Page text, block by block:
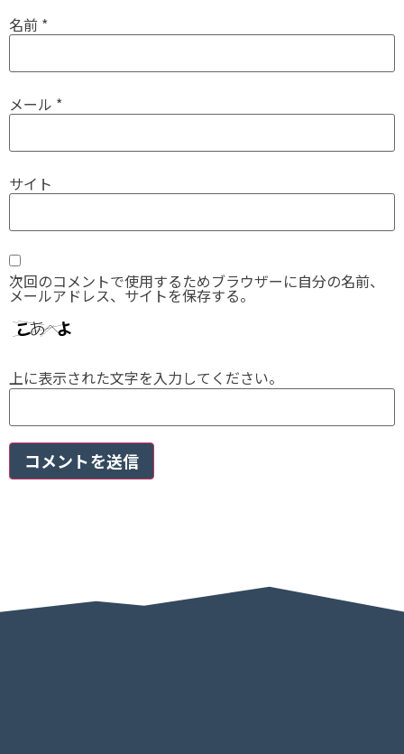
名前 *
メール *
サイト
次回のコメントで使用するためブラウザーに自分の名前、
メールアドレス、サイトを保存する。
上に表示された文字を入力してください。